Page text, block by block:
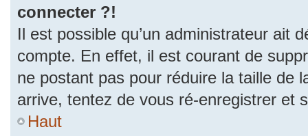
connecter ?!
Il est possible qu’un administrateur ait
compte. En effet, il est courant de
ne postant pas pour réduire la taille de
arrive, tentez de vous ré-enregistrer et
Haut